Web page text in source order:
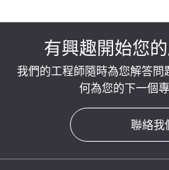
有興趣開始您
我們的工程師隨時為您解答
何為您的下一個
聯絡我